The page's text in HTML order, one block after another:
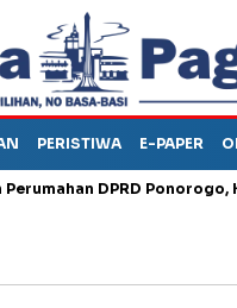
PERISTIWA E-PAPER
DPRD Ponorogo,